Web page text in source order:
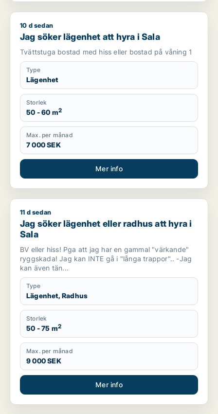
Jag söker lägenhet att hyra i Sala
10 d sedan
Jag söker lägenhet att hyra i Sala
Tvättstuga bostad med hiss eller bostad på våning 1
Type
Lägenhet
Storlek
50 - 60 m2
Max. per månad
7 000 SEK
Mer info
Jag söker lägenhet eller radhus att hyra i Sala
11 d sedan
Jag söker lägenhet eller radhus att hyra i
Sala
BV eller hiss! Pga att jag har en gammal "värkande"
ryggskada! Jag kan INTE gå i "långa trappor".. -Jag
kan även tän...
Type
Lägenhet, Radhus
Storlek
50 - 75 m2
Max. per månad
9 000 SEK
Mer info